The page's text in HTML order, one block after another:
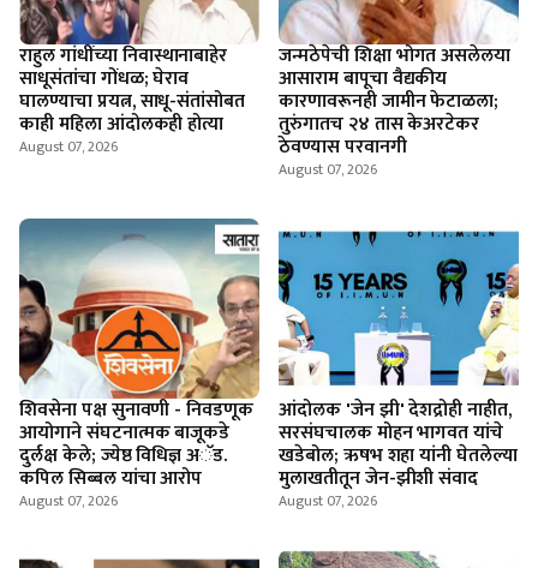
राहुल गांधींच्या निवास्थानाबाहेर
साधूसंतांचा गोंधळ; घेराव
घालण्याचा प्रयत्न, साधू-संतांसोबत
काही महिला आंदोलकही होत्या
August 07, 2026
जन्मठेपेची शिक्षा भोगत असलेलया
आसाराम बापूचा वैद्यकीय
कारणावरूनही जामीन फेटाळला;
तुरुंगातच २४ तास केअरटेकर
ठेवण्यास परवानगी
August 07, 2026
शिवसेना पक्ष सुनावणी - निवडणूक
आयोगाने संघटनात्मक बाजूकडे
दुर्लक्ष केले; ज्येष्ठ विधिज्ञ अॅड.
कपिल सिब्बल यांचा आरोप
August 07, 2026
आंदोलक 'जेन झी' देशद्रोही नाहीत,
सरसंघचालक मोहन भागवत यांचे
खडेबोल; ऋषभ शहा यांनी घेतलेल्या
मुलाखतीतून जेन-झीशी संवाद
August 07, 2026